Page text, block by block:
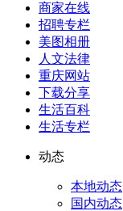
商家在线
招聘专栏
美图相册
人文法律
重庆网站
下载分享
生活百科
生活专栏
动态
本地动态
国内动态